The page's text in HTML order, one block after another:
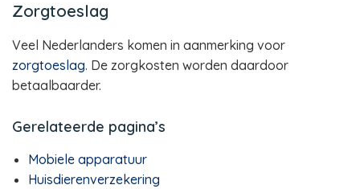
Zorgtoeslag
Veel Nederlanders komen in aanmerking voor
zorgtoeslag. De zorgkosten worden daardoor
betaalbaarder.
Gerelateerde pagina’s
Mobiele apparatuur
Huisdierenverzekering